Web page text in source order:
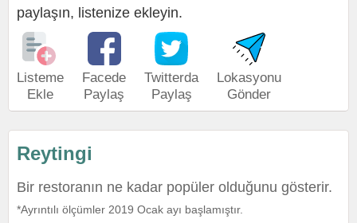
paylaşın, listenize ekleyin.
Listeme
Ekle
Facede
Paylaş
Twitterda
Paylaş
Lokasyonu
Gönder
Reytingi
Bir restoranın ne kadar popüler olduğunu gösterir.
*Ayrıntılı ölçümler 2019 Ocak ayı başlamıştır.